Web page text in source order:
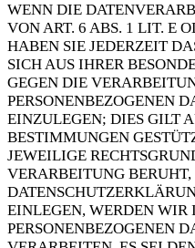
WENN DIE
VON ART. 6 ABS. 1 LIT. E
HABEN SIE JEDERZEIT
SICH AUS IHRER
GEGEN DIE
PERSONENBEZOGENEN
EINZULEGEN; DIES GILT
BESTIMMUNGEN
JEWEILIGE
VERARBEITUNG
EINLEGEN, WERDEN WIR
PERSONENBEZOGENEN